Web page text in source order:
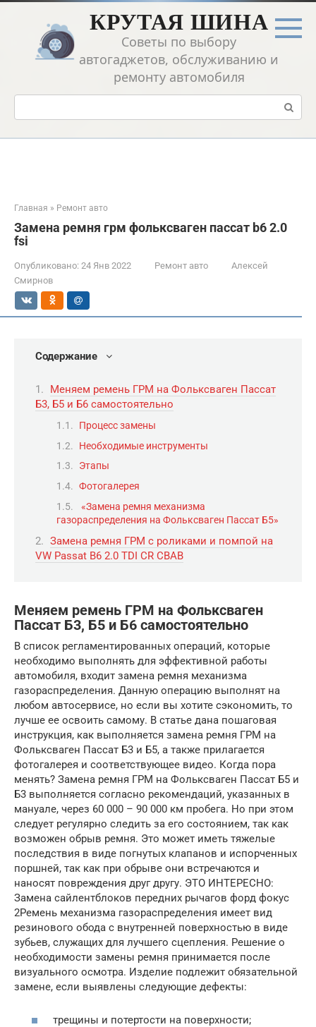
Перейти
контенту
КРУТАЯ ШИНА
Советы по выбору
автогаджетов, обслуживанию и
ремонту автомобиля
Поиск:
Главная » Ремонт авто
Замена ремня грм фольксваген пассат b6 2.0
fsi
Опубликовано: 24 Янв 2022 Ремонт авто
Алексей
Смирнов
Содержание
Меняем ремень ГРМ на Фольксваген Пассат
Б3, Б5 и Б6 самостоятельно
Процесс замены
Необходимые инструменты
Этапы
Фотогалерея
«Замена ремня механизма
газораспределения на Фольксваген Пассат Б5»
Замена ремня ГРМ с роликами и помпой на
VW Passat B6 2.0 TDI CR CBAB
Меняем ремень ГРМ на Фольксваген
Пассат Б3, Б5 и Б6 самостоятельно
В список регламентированных операций, которые
необходимо выполнять для эффективной работы
автомобиля, входит замена ремня механизма
газораспределения. Данную операцию выполнят на
любом автосервисе, но если вы хотите сэкономить, то
лучше ее освоить самому. В статье дана пошаговая
инструкция, как выполняется замена ремня ГРМ на
Фольксваген Пассат Б3 и Б5, а также прилагается
фотогалерея и соответствующее видео. Когда пора
менять? Замена ремня ГРМ на Фольксваген Пассат Б5 и
Б3 выполняется согласно рекомендаций, указанных в
мануале, через 60 000 – 90 000 км пробега. Но при этом
следует регулярно следить за его состоянием, так как
возможен обрыв ремня. Это может иметь тяжелые
последствия в виде погнутых клапанов и испорченных
поршней, так как при обрыве они встречаются и
наносят повреждения друг другу. ЭТО ИНТЕРЕСНО:
Замена сайлентблоков передних рычагов форд фокус
2Ремень механизма газораспределения имеет вид
резинового обода с внутренней поверхностью в виде
зубьев, служащих для лучшего сцепления. Решение о
необходимости замены ремня принимается после
визуального осмотра. Изделие подлежит обязательной
замене, если выявлены следующие дефекты:
трещины и потертости на поверхности;